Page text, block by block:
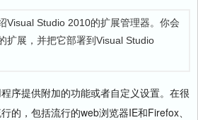
Visual Studio 2010的扩展管理器。你会
扩展，并把它部署到Visual Studio
提供附加的功能或者自定义设置。在很
的，包括流行的web浏览器IE和Firefox、